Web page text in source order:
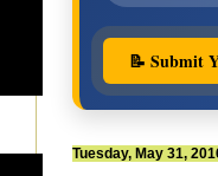
📝 Submit
Tuesday, May 31,